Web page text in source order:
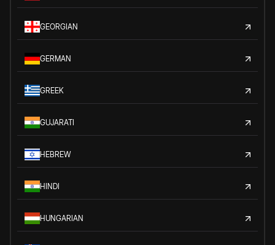
GEORGIAN
GERMAN
GREEK
GUJARATI
HEBREW
HINDI
HUNGARIAN